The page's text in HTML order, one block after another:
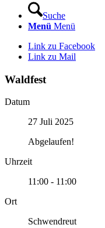
Suche
Menü Menü
Link zu Facebook
Link zu Mail
Waldfest
Datum
27 Juli 2025
Abgelaufen!
Uhrzeit
11:00 - 11:00
Ort
Schwendreut